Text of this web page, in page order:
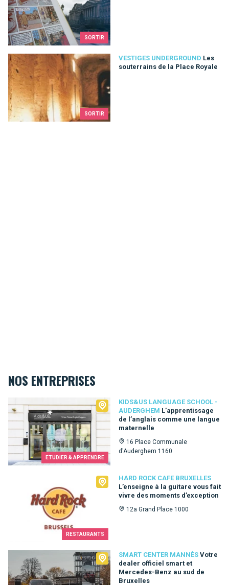
SORTIR
SORTIR
VESTIGES UNDERGROUND Les
souterrains de la Place Royale
Les souterrains de la Place Royale
NOS ENTREPRISES
ETUDIER & APPRENDRE
KIDS&US LANGUAGE SCHOOL -
AUDERGHEM L’apprentissage
de l’anglais comme une langue
maternelle
16 Place Communale
d'Auderghem 1160
Kids&Us language school - Auderghem
RESTAURANTS
HARD ROCK CAFE BRUXELLES
L’enseigne à la guitare vous fait
vivre des moments d’exception
12a Grand Place 1000
Hard Rock Cafe Bruxelles
SMART CENTER MANNÈS Votre
dealer officiel smart et
Mercedes-Benz au sud de
Bruxelles
Smart Center Mannès